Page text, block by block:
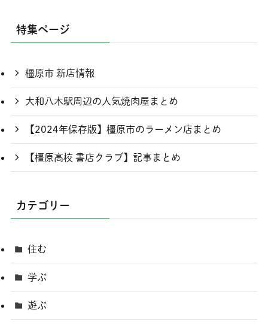
特集ページ
橿原市 新店情報
大和八木駅周辺の人気焼肉屋まとめ
【2024年保存版】橿原市のラーメン店まとめ
【橿原高校 書店クラブ】記事まとめ
カテゴリー
住む
学ぶ
遊ぶ